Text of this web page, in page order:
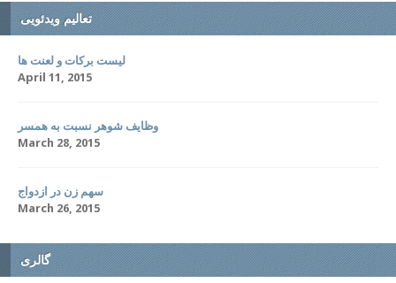
تعالیم ویدئویی
لیست برکات و لعنت ها
April 11, 2015
وظایف شوهر نسبت به همسر
March 28, 2015
سهم زن در ازدواج
March 26, 2015
گالری